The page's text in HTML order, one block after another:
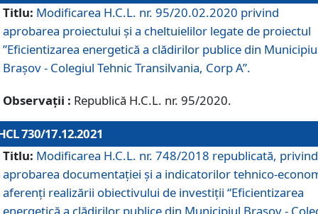
Titlu: Modificarea H.C.L. nr. 95/20.02.2020 privind
aprobarea proiectului și a cheltuielilor legate de proiectul
”Eficientizarea energetică a clădirilor publice din
Brașov - Colegiul Tehnic Transilvania, Corp A”.
Observații : Republică H.C.L. nr. 95/2020.
730/17.12.2021
Titlu: Modificarea H.C.L. nr. 748/2018 republicată, privind
aprobarea documentației și a indicatorilor tehnico-
aferenți realizării obiectivului de investiții “Eficientizarea